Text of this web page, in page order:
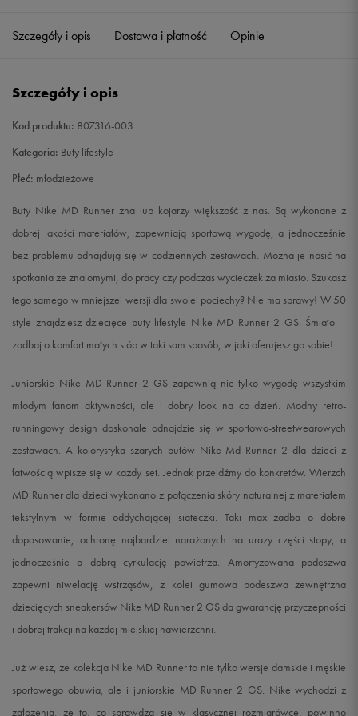
35,5
37,5 23,5 cm
38,5 24 cm Powiadom o dostępności
39 24,5 cm Powiadom o dostępności
Szczegóły i opis Dostawa i płatność Opinie
Szczegóły i opis
Kod produktu: 807316-003
Kategoria: Buty lifestyle
Płeć: młodzieżowe
Buty Nike MD Runner zna lub kojarzy większość z nas. Są wykonane z
dobrej jakości materiałów, zapewniają sportową wygodę, a jednocześnie
bez problemu odnajdują się w codziennych zestawach. Można je nosić na
spotkania ze znajomymi, do pracy czy podczas wycieczek za miasto. Szukasz
tego samego w mniejszej wersji dla swojej pociechy? Nie ma sprawy! W 50
style znajdziesz dziecięce buty lifestyle Nike MD Runner 2 GS. Śmiało –
zadbaj o komfort małych stóp w taki sam sposób, w jaki oferujesz go sobie!
Juniorskie Nike MD Runner 2 GS zapewnią nie tylko wygodę wszystkim
młodym fanom aktywności, ale i dobry look na co dzień. Modny retro-
runningowy design doskonale odnajdzie się w sportowo-streetwearowych
zestawach. A kolorystyka szarych butów Nike Md Runner 2 dla dzieci z
łatwością wpisze się w każdy set. Jednak przejdźmy do konkretów. Wierzch
MD Runner dla dzieci wykonano z połączenia skóry naturalnej z materiałem
tekstylnym w formie oddychającej siateczki. Taki max zadba o dobre
dopasowanie, ochronę najbardziej narażonych na urazy części stopy, a
jednocześnie o dobrą cyrkulację powietrza. Amortyzowana podeszwa
zapewni niwelację wstrząsów, z kolei gumowa podeszwa zewnętrzna
dziecięcych sneakersów Nike MD Runner 2 GS da gwarancję przyczepności
i dobrej trakcji na każdej miejskiej nawierzchni.
Już wiesz, że kolekcja Nike MD Runner to nie tylko wersje damskie i męskie
sportowego obuwia, ale i juniorskie MD Runner 2 GS. Nike wychodzi z
założenia, że to, co sprawdza się w klasycznej rozmiarówce, powinno